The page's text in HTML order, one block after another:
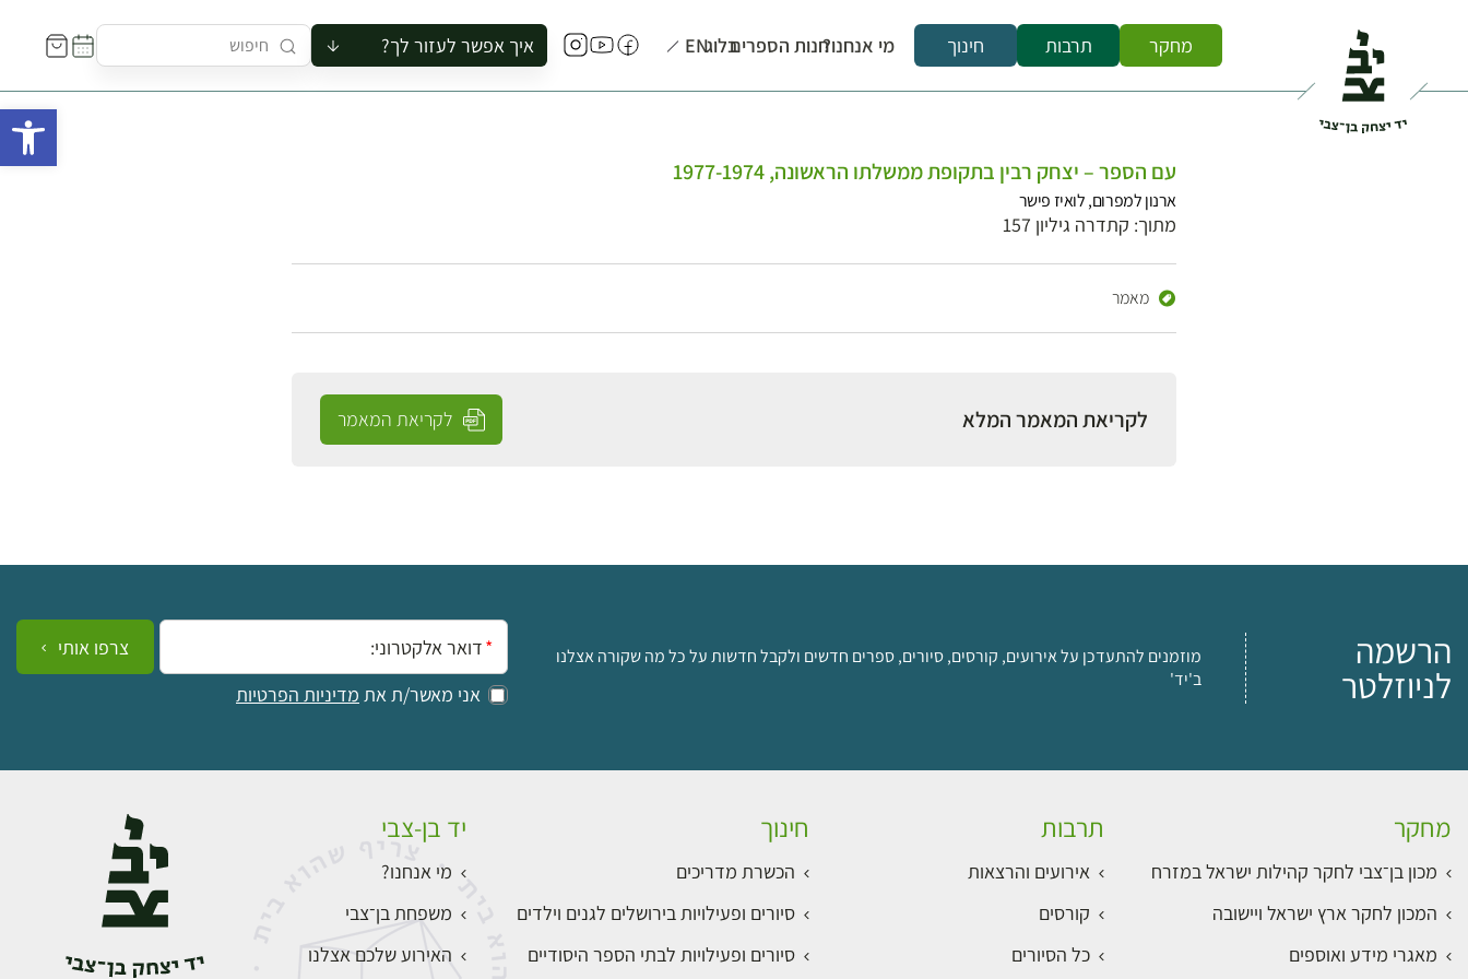
מחקר תרבות חינוך מי אנחנו?חנות הספריםבלוגEN איך אפשר לעזור לך?
להזמין סיור לקבוצה
עם הספר – יצחק רבין בתקופת ממשלתו הראשונה, 1977-1974
ארנון למפרום, לואיז פישר
מתוך: קתדרה גיליון 157
מאמר
לקריאת המאמר המלא לקריאת המאמר
הרשמה
לניוזלטר
מוזמנים להתעדכן על אירועים, קורסים, סיורים, ספרים חדשים ולקבל חדשות על כל מה שקורה אצלנו
ב'יד'
אימייל:
אני מאשר/ת את מדיניות הפרטיות
צרפו אותי
מחקר
מכון בן־צבי לחקר קהילות ישראל במזרח
המכון לחקר ארץ ישראל ויישובה
מאגרי מידע ואוספים
תרבות
אירועים והרצאות
קורסים
כל הסיורים
חינוך
הכשרת מדריכים
סיורים ופעילויות בירושלים לגנים וילדים
סיורים ופעילויות לבתי הספר היסודיים
יד בן-צבי
מי אנחנו?
משפחת בן־צבי
האירוע שלכם אצלנו